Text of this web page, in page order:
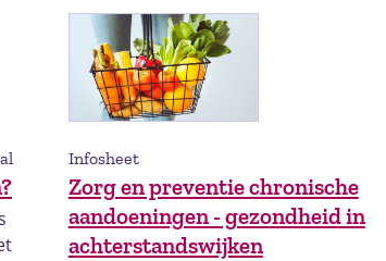
Zorg en preventie chronische
aandoeningen - gezondheid in
achterstandswijken
Infosheet